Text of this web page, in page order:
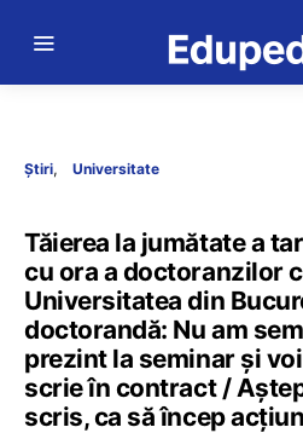
Știri Universitate
Tăierea la jumătate a
cu ora a doctoranzilor
Universitatea din
doctorandă: Nu am
prezint la seminar și
scrie în contract /
scris, ca să încep